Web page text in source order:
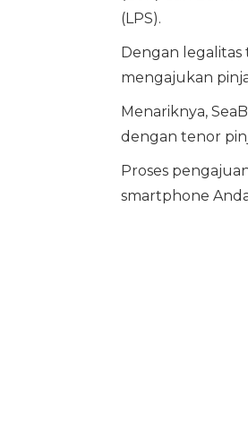
(LPS).
Dengan legalitas
mengajukan
Menariknya,
dengan tenor
Proses
smartphone